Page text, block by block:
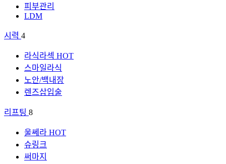
피부관리
LDM
시력 4
라식라섹 HOT
스마일라식
노안/백내장
렌즈삽입술
리프팅 8
울쎄라 HOT
슈링크
써마지